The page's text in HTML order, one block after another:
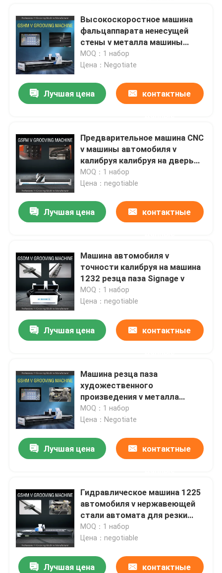
Высокоскоростное машина
фальцаппарата ненесущей
стены v металла машины
автомобиля v калибруя
MOQ：1 набор
Цена：Negotiate
Лучшая цена контактные
Предварительное машина CNC
v машины автомобиля v
калибруя калибруя на дверь
1532 лифта
MOQ：1 набор
Цена：negotiable
Лучшая цена контактные
Машина автомобиля v
точности калибруя на машина
1232 резца паза Signage v
MOQ：1 набор
Цена：negotiable
Лучшая цена контактные
Машина резца паза
художественного
произведения v металла
машина автоматическое v
1500mm x 3050mm калибруя
MOQ：1 набор
Цена：Negotiate
Лучшая цена контактные
Гидравлическое машина 1225
автомобиля v нержавеющей
стали автомата для резки
паза v калибруя
MOQ：1 набор
Цена：negotiable
Лучшая цена контактные